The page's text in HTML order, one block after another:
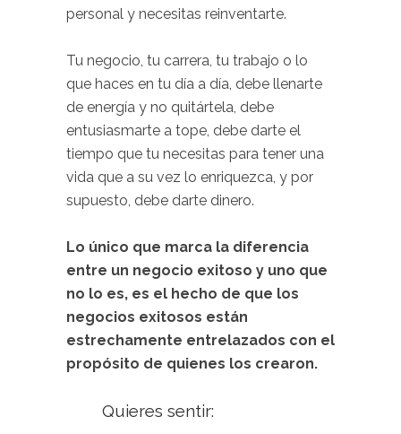
personal y necesitas reinventarte.
Tu negocio, tu carrera, tu trabajo o lo
que haces en tu día a día, debe llenarte
de energía y no quitártela, debe
entusiasmarte a tope, debe darte el
tiempo que tu necesitas para tener una
vida que a su vez lo enriquezca, y por
supuesto, debe darte dinero.
Lo único que marca la diferencia
entre un negocio exitoso y uno que
no lo es, es el hecho de que los
negocios exitosos están
estrechamente entrelazados con el
propósito de quienes los crearon.
Quieres sentir: